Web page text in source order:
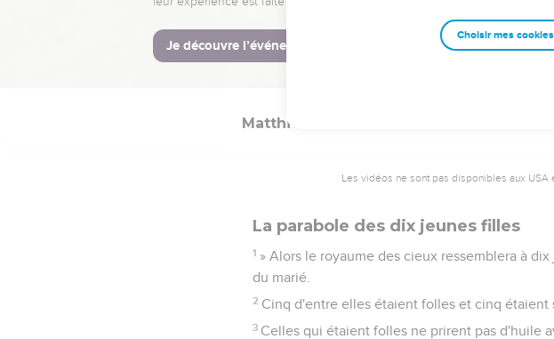
le maître de ce serviteur viendra le jour où il
51 Il le punira sévèrement et lui fera partager le
Matthieu
Les vidéos ne sont pas disponibles aux USA
La parabole des dix jeunes filles
1 » Alors le royaume des cieux ressemblera à
du marié.
2 Cinq d'entre elles étaient folles et cinq étaient
3 Celles qui étaient folles ne prirent pas d'huile
Choisir mes cookies